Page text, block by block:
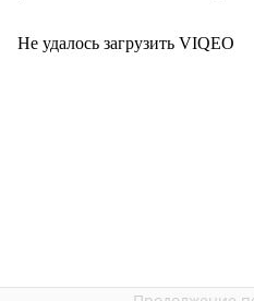
Не удалось загрузить VIQEO